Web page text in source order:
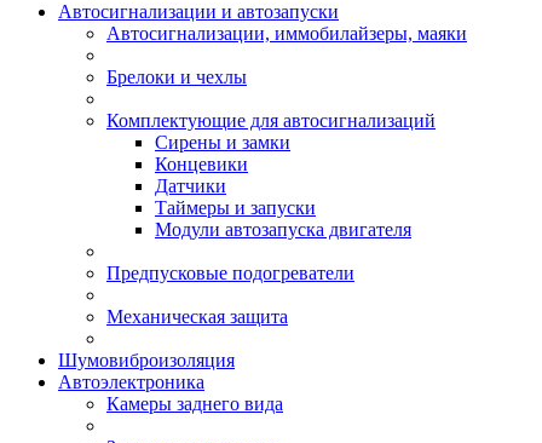
Автосигнализации и автозапуски
Автосигнализации, иммобилайзеры, маяки
Брелоки и чехлы
Комплектующие для автосигнализаций
Сирены и замки
Концевики
Датчики
Таймеры и запуски
Модули автозапуска двигателя
Предпусковые подогреватели
Механическая защита
Шумовиброизоляция
Автоэлектроника
Камеры заднего вида